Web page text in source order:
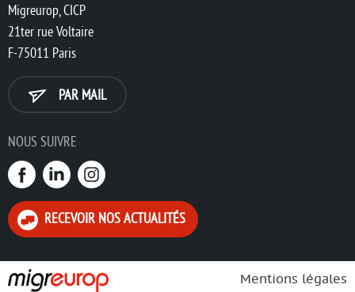
Migreurop, CICP
21ter rue Voltaire
F-75011 Paris
PAR MAIL
NOUS SUIVRE
RECEVOIR NOS ACTUALITÉS
Mentions légales